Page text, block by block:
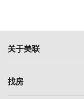
关于美联
美联集团
找房